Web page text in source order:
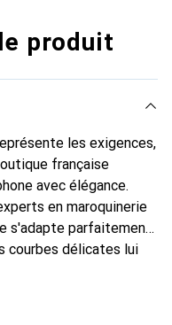
produit
les exigences,
française
avec élégance.
en maroquinerie
s'adapte parfaitement
courbes délicates lui
votre smartphone.